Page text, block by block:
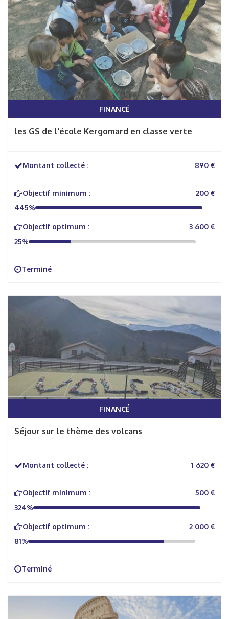
FINANCÉ
les GS de l'école Kergomard en classe verte
Montant collecté : 890 €
Objectif minimum :
200 €
445%
Objectif optimum :
3 600 €
25%
Terminé
FINANCÉ
Séjour sur le thème des volcans
Montant collecté : 1 620 €
Objectif minimum :
500 €
324%
Objectif optimum :
2 000 €
81%
Terminé